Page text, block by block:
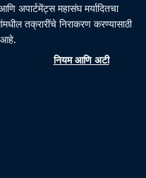
अपार्टमेंट्स महासंघ मर्यादितचा
तक्रारींचे निराकरण करण्यासाठी
आहे.
नियम आणि अटी